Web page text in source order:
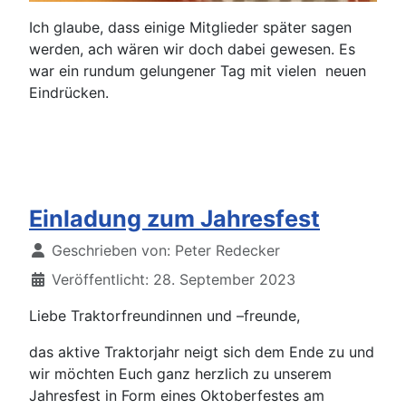
Ich glaube, dass einige Mitglieder später sagen
werden, ach wären wir doch dabei gewesen. Es
war ein rundum gelungener Tag mit vielen neuen
Eindrücken.
Einladung zum Jahresfest
DetailsGeschrieben von: Peter Redecker
Veröffentlicht: 28. September 2023
Liebe Traktorfreundinnen und –freunde,
das aktive Traktorjahr neigt sich dem Ende zu und
wir möchten Euch ganz herzlich zu unserem
Jahresfest in Form eines Oktoberfestes am